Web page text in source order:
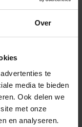
Over
te
media te bieden
Ook delen we
met onze
en analyseren.